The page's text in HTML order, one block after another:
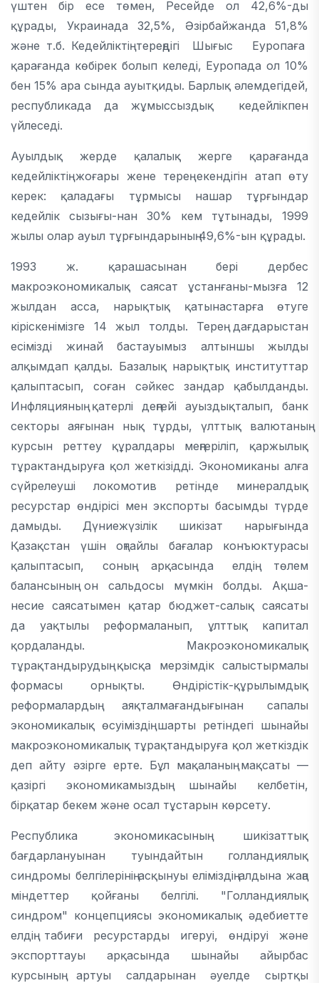
үштен бір есе төмен, Ресейде ол 42,6%-ды
құрады, Украинада 32,5%, Әзірбайжанда 51,8%
және т.б. Кедейліктің тереңдігі Шығыс Еуропаға
қарағанда көбірек болып келеді, Еуропада ол 10%
бен 15% ара сында ауытқиды. Барлық әлемдегідей,
республикада да жұмыссыздық кедейлікпен
үйлеседі.
Ауылдық жерде қалалық жерге қарағанда
кедейліктің жоғары жене терең екендігін атап өту
керек: қаладағы тұрмысы нашар тұрғындар
кедейлік сызығы-нан 30% кем тұтынады, 1999
жылы олар ауыл тұрғындарының 49,6%-ын құрады.
1993 ж. қарашасынан бері дербес
макроэкономикалық саясат ұстанғаны-мызға 12
жылдан асса, нарықтық қатынастарға өтуге
кіріскенімізге 14 жыл толды. Терең дағдарыстан
есімізді жинай бастауымыз алтыншы жылды
алқымдап қалды. Базалық нарықтық институттар
қалыптасып, соған сәйкес зандар қабылданды.
Инфляцияның қатерлі деңгейі ауыздықталып, банк
секторы аяғынан нық тұрды, үлттық валютаның
курсын реттеу құралдары меңгеріліп, қаржылық
тұрактандыруға қол жеткізідді. Экономиканы алға
сүйрелеуші локомотив ретінде минералдық
ресурстар өндірісі мен экспорты басымды түрде
дамыды. Дүниежүзілік шикізат нарығында
Қазақстан үшін оңтайлы бағалар конъюктурасы
қалыптасып, соның арқасында елдің төлем
балансының он сальдосы мүмкін болды. Ақша-
несие саясатымен қатар бюджет-салық саясаты
да уақтылы реформаланып, ұлттық капитал
қордаланды. Макроэкономикалық
тұрақтандырудың қысқа мерзімдік салыстырмалы
формасы орнықты. Өндірістік-құрылымдық
реформалардың аяқталмағандығынан сапалы
экономикалық өсуіміздің шарты ретіндегі шынайы
макроэкономикалық тұрақтандыруға қол жеткіздік
деп айту әзірге ерте. Бұл мақаланың мақсаты —
қазіргі экономикамыздың шынайы келбетін,
бірқатар бекем және осал тұстарын көрсету.
Республика экономикасының шикізаттық
бағдарлануынан туындайтын голландиялық
синдромы белгілерінің асқынуы еліміздің алдына жаңа
міндеттер қойғаны белгілі. "Голландиялық
синдром" концепциясы экономикалық әдебиетте
елдің табиғи ресурстарды игеруі, өндіруі және
экспорттауы арқасында шынайы айырбас
курсының артуы салдарынан әуелде сыртқы